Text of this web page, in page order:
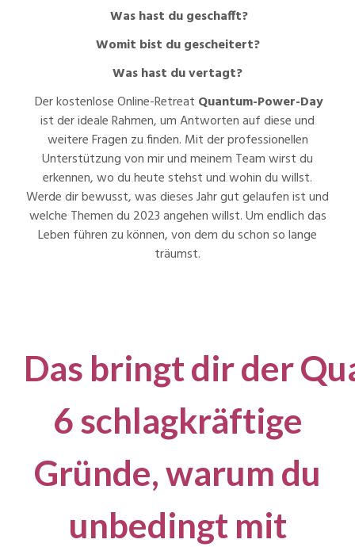
Was hast du geschafft?
Womit bist du gescheitert?
Was hast du vertagt?
Der kostenlose Online-Retreat Quantum-Power-Day
ist der ideale Rahmen, um Antworten auf diese und
weitere Fragen zu finden. Mit der professionellen
Unterstützung von mir und meinem Team wirst du
erkennen, wo du heute stehst und wohin du willst.
Werde dir bewusst, was dieses Jahr gut gelaufen ist und
welche Themen du 2023 angehen willst. Um endlich das
Leben führen zu können, von dem du schon so lange
träumst.
Das bringt dir der
6 schlagkräftige
Gründe, warum du
unbedingt mit